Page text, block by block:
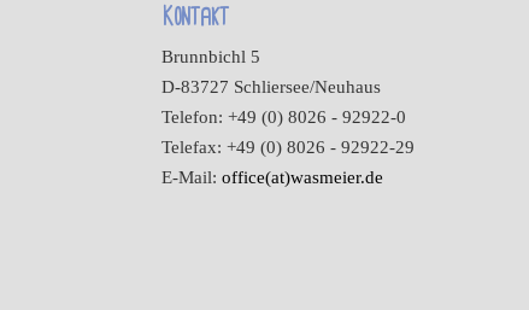
Kontakt
Brunnbichl 5
D-83727 Schliersee/Neuhaus
Telefon: +49 (0) 8026 - 92922-0
Telefax: +49 (0) 8026 - 92922-29
E-Mail:office(at)wasmeier.de